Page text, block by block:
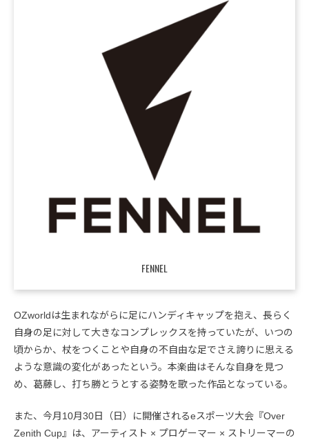
FENNEL
OZworldは生まれながらに足にハンディキャップを抱え、長らく
自身の足に対して大きなコンプレックスを持っていたが、いつの
頃からか、杖をつくことや自身の不自由な足でさえ誇りに思える
ような意識の変化があったという。本楽曲はそんな自身を見つ
め、葛藤し、打ち勝とうとする姿勢を歌った作品となっている。
また、今月10月30日（日）に開催されるeスポーツ大会『Over
Zenith Cup』は、アーティスト × プロゲーマー × ストリーマーの